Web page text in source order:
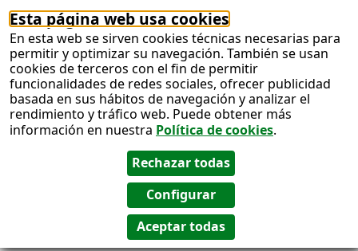
Esta página web usa cookies
En esta web se sirven cookies técnicas necesarias para
permitir y optimizar su navegación. También se usan
cookies de terceros con el fin de permitir
funcionalidades de redes sociales, ofrecer publicidad
basada en sus hábitos de navegación y analizar el
rendimiento y tráfico web. Puede obtener más
información en nuestra Política de cookies.